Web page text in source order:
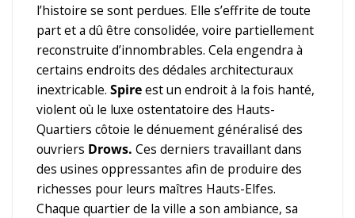
l’histoire se sont perdues. Elle s’effrite de toute
part et a dû être consolidée, voire partiellement
reconstruite d’innombrables. Cela engendra à
certains endroits des dédales architecturaux
inextricable. Spireest un endroit à la fois hanté,
violent où le luxe ostentatoire des Hauts-
Quartiers côtoie le dénuement généralisé des
ouvriers Drows. Ces derniers travaillant dans
des usines oppressantes afin de produire des
richesses pour leurs maîtres Hauts-Elfes.
Chaque quartier de la ville a son ambiance, sa